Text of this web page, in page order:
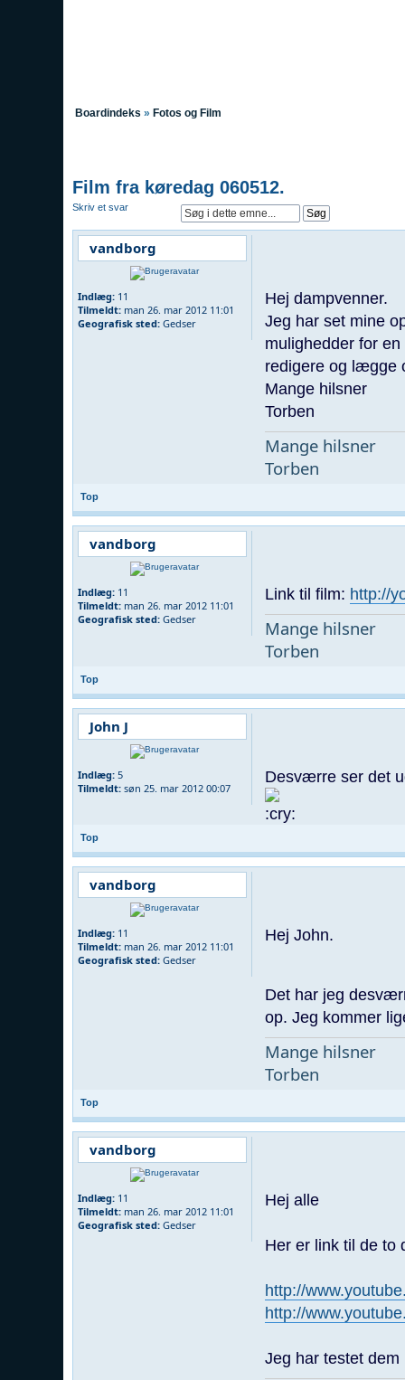
Boardindeks » Fotos og Film
Film fra køredag 060512.
Skriv et svar
vandborg
Indlæg: 11
Tilmeldt: man 26. mar 2012 11:01
Geografisk sted: Gedser
Hej dampvenner.
Jeg har set mine
mulighedder for
redigere og lægge
Mange hilsner
Torben
Mange hilsner
Torben
Top
vandborg
Indlæg: 11
Tilmeldt: man 26. mar 2012 11:01
Geografisk sted: Gedser
Link til film: http://
Mange hilsner
Torben
Top
John J
Indlæg: 5
Tilmeldt: søn 25. mar 2012 00:07
Desværre ser det
Top
vandborg
Indlæg: 11
Tilmeldt: man 26. mar 2012 11:01
Geografisk sted: Gedser
Hej John.
Det har jeg
op. Jeg kommer
Mange hilsner
Torben
Top
vandborg
Indlæg: 11
Tilmeldt: man 26. mar 2012 11:01
Geografisk sted: Gedser
Hej alle
Her er link til de to
http://
http://
Jeg har testet